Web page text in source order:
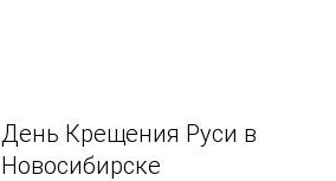
День Крещения Руси в
Новосибирске